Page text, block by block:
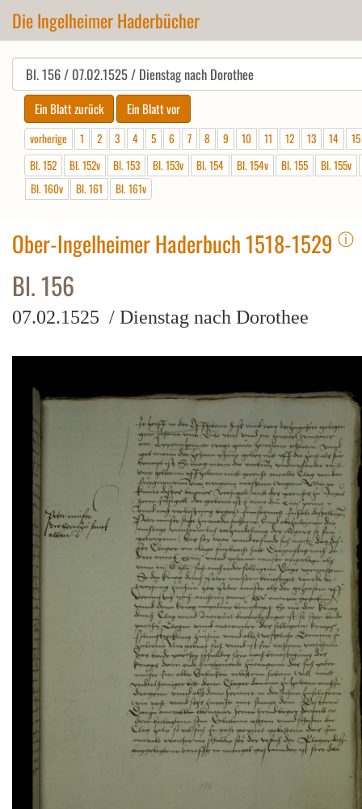
Die Ingelheimer Haderbücher
vorherige 1 2 3 4 5 6 7 8 9 10 11 12 13 14
15
Bl. 152
Bl. 152v Bl. 153 Bl. 153v Bl. 154 Bl. 154v Bl. 155
Bl. 155v
Bl. 160v
Bl. 161 Bl. 161v
Ober-Ingelheimer Haderbuch 1518-1529 ⓘ
Bl. 156
07.02.1525 / Dienstag nach Dorothee